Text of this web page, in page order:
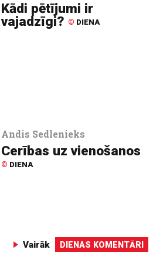
Kādi pētījumi ir
vajadzīgi? © DIENA
Andis Sedlenieks
Cerības uz vienošanos
© DIENA
Vairāk DIENAS KOMENTĀRI